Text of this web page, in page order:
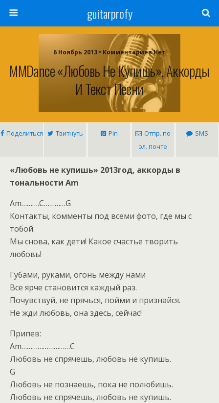
guitarprofy
6 Ноябрь 2013 • Комментариев Нет
MMDance «Любовь Не Купишь», Аккорды
И Текст Песни
Поделиться Твитнуть Pin
Отпр. по
эл. почте
SMS
«Любовь не купишь» 2013год, аккорды в
тональности Am
Am……….C…………G
Контакты, комменты под всеми фото, где мы с
тобой.
Мы снова, как дети! Какое счастье творить
любовь!
Губами, руками, огонь между нами
Все ярче становится каждый раз.
Почувствуй, не прячься, пойми и признайся.
Не жди любовь, она здесь, сейчас!
Припев:
Am………………………C
Любовь не спрячешь, любовь не купишь.
G
Любовь не познаешь, пока не полюбишь.
Любовь не спрячешь, любовь не купишь.